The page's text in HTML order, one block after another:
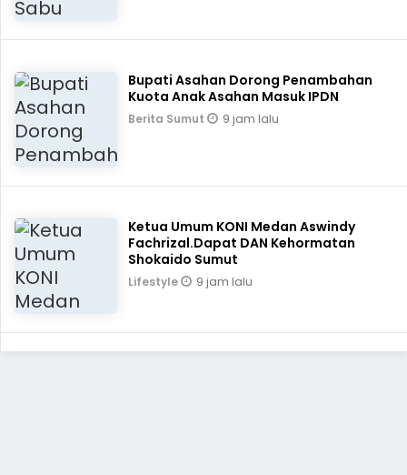
Bupati Asahan Dorong Penambahan
Kuota Anak Asahan Masuk IPDN
Berita Sumut 9 jam lalu
Ketua Umum KONI Medan Aswindy
Fachrizal.Dapat DAN Kehormatan
Shokaido Sumut
Lifestyle 9 jam lalu